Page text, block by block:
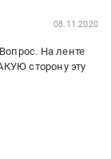
08.11.2020
На ленте
сторону эту